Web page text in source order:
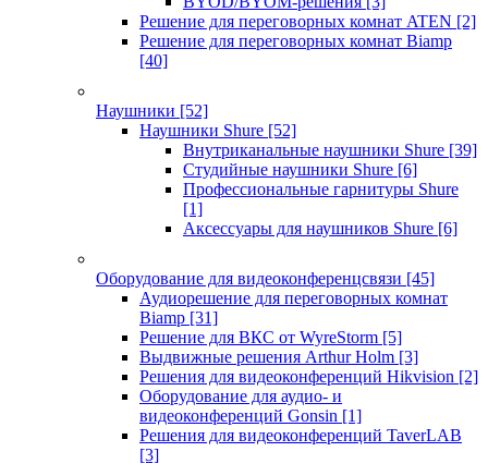
Решение для переговорных комнат ATEN [2]
Решение для переговорных комнат Biamp
[40]
Наушники [52]
Наушники Shure [52]
Внутриканальные наушники Shure [39]
Студийные наушники Shure [6]
Профессиональные гарнитуры Shure
[1]
Аксессуары для наушников Shure [6]
Оборудование для видеоконференцсвязи [45]
Аудиорешение для переговорных комнат
Biamp [31]
Решение для ВКС от WyreStorm [5]
Выдвижные решения Arthur Holm [3]
Решения для видеоконференций Hikvision [2]
Оборудование для аудио- и
видеоконференций Gonsin [1]
Решения для видеоконференций TaverLAB
[3]